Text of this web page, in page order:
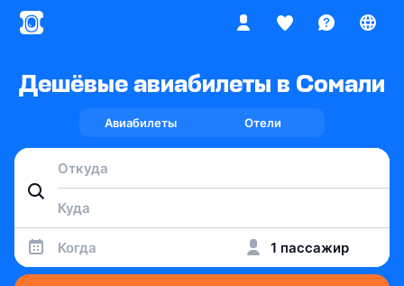
Дешёвые авиабилеты в Сомали
Авиабилеты Отели
Когда 1 пассажир